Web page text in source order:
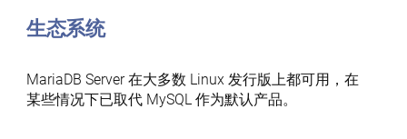
生态系统
MariaDB Server 在大多数 Linux 发行版上都可用，在
某些情况下已取代 MySQL 作为默认产品。